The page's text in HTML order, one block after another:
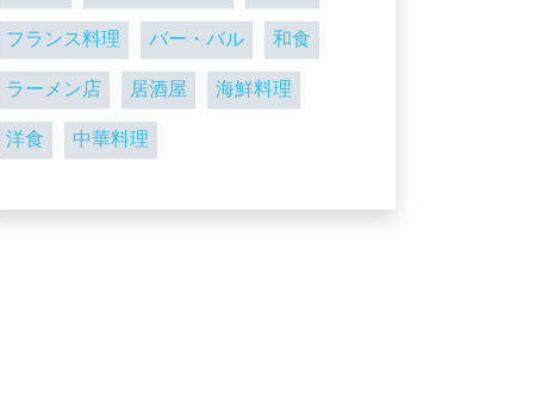
フランス料理 バー・バル 和食
ラーメン店 居酒屋 海鮮料理
洋食 中華料理